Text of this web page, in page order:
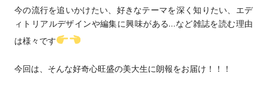
イベントの記録
過去学部入試問題
過去3年次編入学試験問題
過去大学院入学試験問題
入試のご相談
BLOG
CONTACT
今の流行を追いかけたい、好きなテーマを深く知りたい、エデ
ィトリアルデザインや編集に興味がある…など雑誌を読む理由
は様々です
今回は、そんな好奇心旺盛の美大生に朗報をお届け！！！